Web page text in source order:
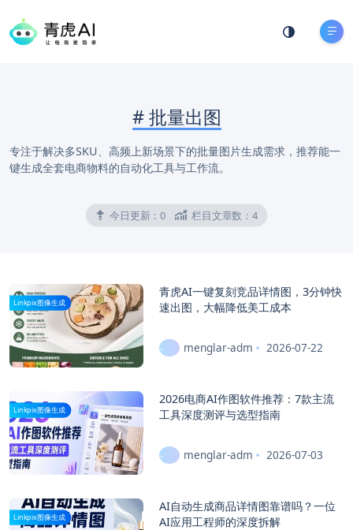
#批量出图
专注于解决多SKU、高频上新场景下的批量图片生成需求，推荐能一
键生成全套电商物料的自动化工具与工作流。
今日更新：0 栏目文章数： 4
Linkpix图像生成
青虎AI一键复刻竞品详情图，3分钟快
速出图，大幅降低美工成本
menglar-adm 2026-07-22
Linkpix图像生成
2026电商AI作图软件推荐：7款主流
工具深度测评与选型指南
menglar-adm 2026-07-03
Linkpix图像生成
AI自动生成商品详情图靠谱吗？一位
AI应用工程师的深度拆解